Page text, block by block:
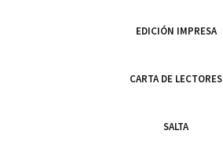
EDICIÓN IMPRESA
CARTA DE LECTORES
SALTA